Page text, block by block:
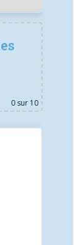
0 sur 10